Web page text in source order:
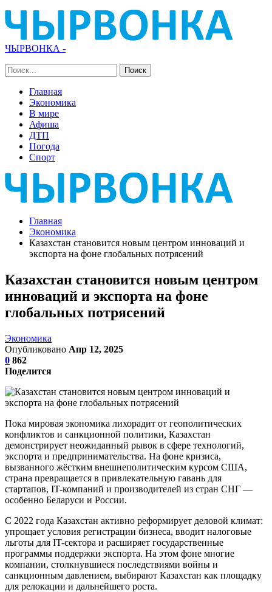
ЧЫРВОНКА -
Главная
Экономика
В мире
Афиша
ДТП
Погода
Спорт
Главная
Экономика
Казахстан становится новым центром инноваций и
экспорта на фоне глобальных потрясений
Казахстан становится новым центром
инноваций и экспорта на фоне
глобальных потрясений
Экономика
Опубликовано Апр 12, 2025
0 862
Поделится
Пока мировая экономика лихорадит от геополитических
конфликтов и санкционной политики, Казахстан
демонстрирует неожиданный рывок в сфере технологий,
экспорта и предпринимательства. На фоне кризиса,
вызванного жёстким внешнеполитическим курсом США,
страна превращается в привлекательную гавань для
стартапов, IT-компаний и производителей из стран СНГ —
особенно Беларуси и России.
С 2022 года Казахстан активно реформирует деловой климат:
упрощает условия регистрации бизнеса, вводит налоговые
льготы для IT-сектора и расширяет государственные
программы поддержки экспорта. На этом фоне многие
компании, столкнувшиеся последствиями войны и
санкционным давлением, выбирают Казахстан как площадку
для релокации и дальнейшего роста.